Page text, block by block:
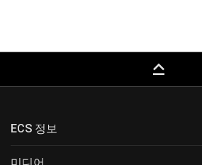
keyboard_capslock
ECS 정보
미디어